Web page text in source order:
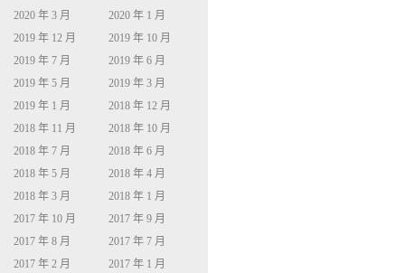
2020 年 3 月
2020 年 1 月
2019 年 12 月
2019 年 10 月
2019 年 7 月
2019 年 6 月
2019 年 5 月
2019 年 3 月
2019 年 1 月
2018 年 12 月
2018 年 11 月
2018 年 10 月
2018 年 7 月
2018 年 6 月
2018 年 5 月
2018 年 4 月
2018 年 3 月
2018 年 1 月
2017 年 10 月
2017 年 9 月
2017 年 8 月
2017 年 7 月
2017 年 2 月
2017 年 1 月